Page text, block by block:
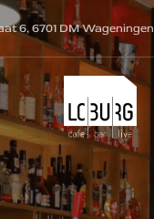
6, 6701 DM Wageningen